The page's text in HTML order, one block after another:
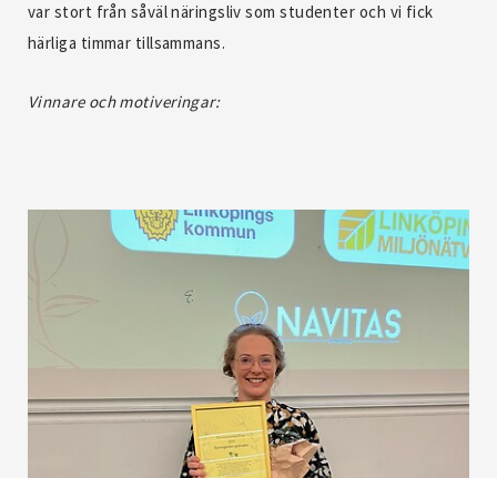
var stort från såväl näringsliv som studenter och vi fick
härliga timmar tillsammans.
Vinnare och motiveringar: